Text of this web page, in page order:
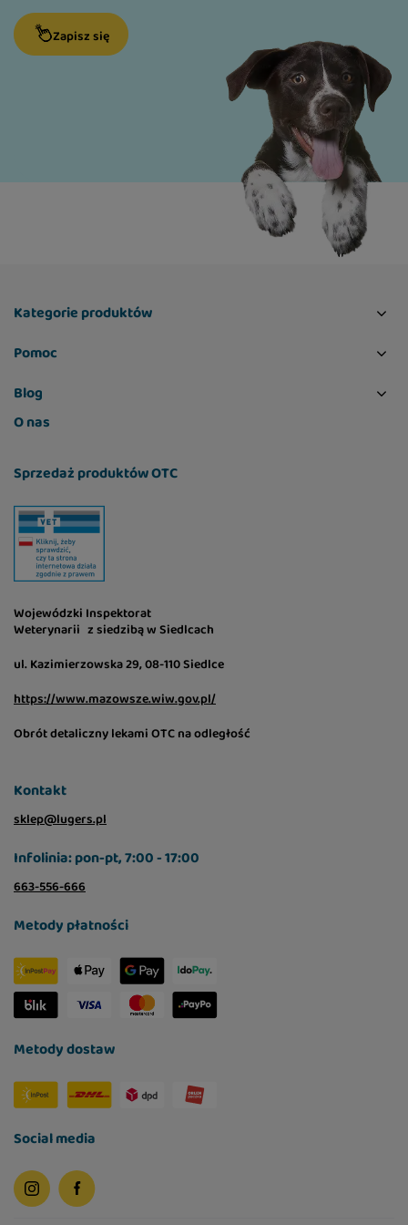
Zapisz się
Kategorie produktów
Pomoc
Blog
O nas
Sprzedaż produktów OTC
Wojewódzki Inspektorat
Weterynarii z siedzibą w Siedlcach
ul. Kazimierzowska 29, 08-110 Siedlce
https://www.mazowsze.wiw.gov.pl/
Obrót detaliczny lekami OTC na odległość
Kontakt
sklep@lugers.pl
Infolinia: pon-pt, 7:00 - 17:00
663-556-666
Metody płatności
Metody dostaw
Social media